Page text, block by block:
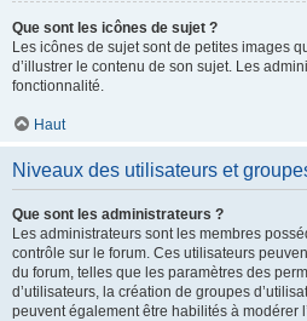
Que sont les icônes de sujet ?
Les icônes de sujet sont de petites images
d’illustrer le contenu de son sujet. Les
fonctionnalité.
Haut
Niveaux des utilisateurs et
Que sont les administrateurs ?
Les administrateurs sont les membres
contrôle sur le forum. Ces utilisateurs
du forum, telles que les paramètres des
d’utilisateurs, la création de groupes
peuvent également être habilités à modérer